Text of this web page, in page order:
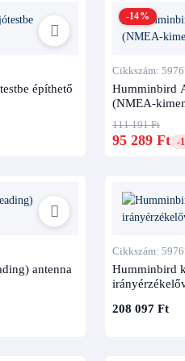
Down Imaging kompatibilis
jeladó szükséges.
a cikkszám szerinti ellenőrzés.
generációja, a kijelző funkciói és
építhető
-14%
Cikkszám:
Humminbird
(NMEA-
111 191 Ft
95 289 Ft -
antenna
Cikkszám:
Humminbird
208 097 Ft